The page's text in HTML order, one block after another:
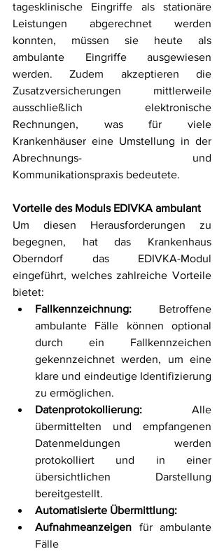
tagesklinische Eingriffe als stationäre
Leistungen abgerechnet werden
konnten, müssen sie heute als
ambulante Eingriffe ausgewiesen
werden. Zudem akzeptieren die
Zusatzversicherungen mittlerweile
ausschließlich elektronische
Rechnungen, was für viele
Krankenhäuser eine Umstellung in der
Abrechnungs- und
Kommunikationspraxis bedeutete.
Vorteile des Moduls EDIVKA ambulant
Um diesen Herausforderungen zu
begegnen, hat das Krankenhaus
Oberndorf das EDIVKA-Modul
eingeführt, welches zahlreiche Vorteile
bietet:
Fallkennzeichnung: Betroffene
ambulante Fälle können optional
durch ein Fallkennzeichen
gekennzeichnet werden, um eine
klare und eindeutige Identifizierung
zu ermöglichen.
Datenprotokollierung: Alle
übermittelten und empfangenen
Datenmeldungen werden
protokolliert und in einer
übersichtlichen Darstellung
bereitgestellt.
Automatisierte Übermittlung:
Aufnahmeanzeigen für ambulante
Fälle